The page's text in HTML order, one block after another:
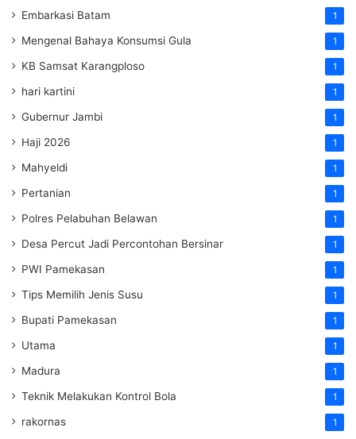
Embarkasi Batam 1
Mengenal Bahaya Konsumsi Gula 1
KB Samsat Karangploso 1
hari kartini 1
Gubernur Jambi 1
Haji 2026 1
Mahyeldi 1
Pertanian 1
Polres Pelabuhan Belawan 1
Desa Percut Jadi Percontohan Bersinar 1
PWI Pamekasan 1
Tips Memilih Jenis Susu 1
Bupati Pamekasan 1
Utama 1
Madura 1
Teknik Melakukan Kontrol Bola 1
rakornas 1